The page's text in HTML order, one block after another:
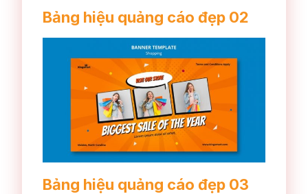
Bảng hiệu quảng cáo đẹp 02
Bảng hiệu quảng cáo đẹp 03